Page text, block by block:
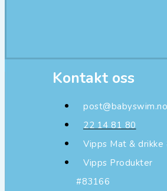
Kontakt oss
post@babyswim.no
22 14 81 80
Vipps Mat &
Vipps Produkter
#83166